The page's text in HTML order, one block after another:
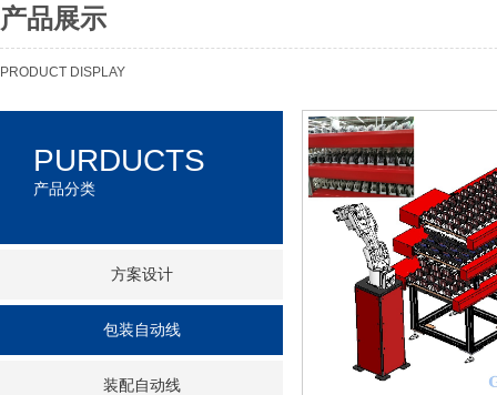
“未来工厂”啥样？机器人生“匠心”自动化会“上网”
个性化批量生产，灵活性显著提高！Faulhaber加速推动自动化生产
PURDUCTS
产品分类
方案设计
包装自动线
装配自动线
产品展示
PRODUCT DISPLAY